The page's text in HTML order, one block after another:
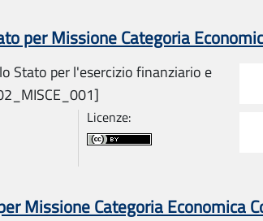
per Missione Categoria
Stato per l'esercizio finanziario e
Licenze:
Missione Categoria Economica